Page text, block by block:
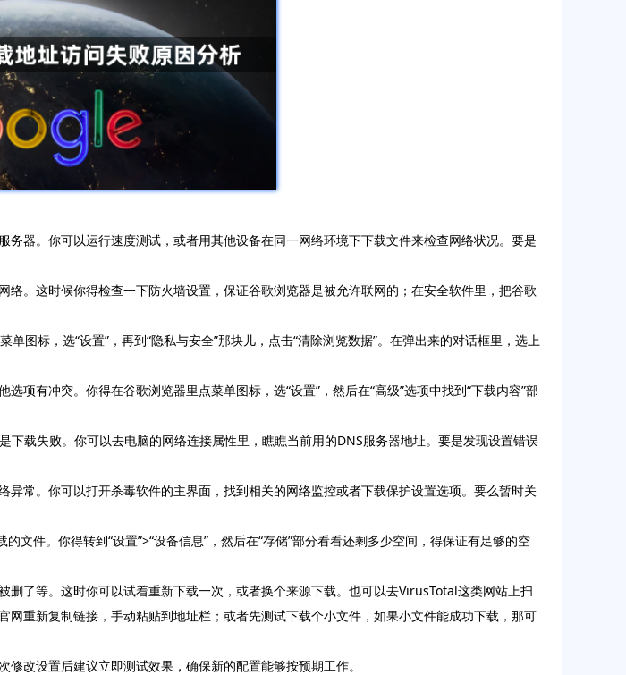
器。你可以运行速度测试，或者用其他设备在同一网络环境下下载文件来检查网络状况。要是
。这时候你得检查一下防火墙设置，保证谷歌浏览器是被允许联网的；在安全软件里，把谷歌
图标，选“设置”，再到“隐私与安全”那块儿，点击“清除浏览数据”。在弹出来的对话框里，选上
项有冲突。你得在谷歌浏览器里点菜单图标，选“设置”，然后在“高级”选项中找到“下载内容”部
载失败。你可以去电脑的网络连接属性里，瞧瞧当前用的DNS服务器地址。要是发现设置错误
常。你可以打开杀毒软件的主界面，找到相关的网络监控或者下载保护设置选项。要么暂时关
件。你得转到“设置”>“设备信息”，然后在“存储”部分看看还剩多少空间，得保证有足够的空
了等。这时你可以试着重新下载一次，或者换个来源下载。也可以去VirusTotal这类网站上扫
重新复制链接，手动粘贴到地址栏；或者先测试下载个小文件，如果小文件能成功下载，那可
改设置后建议立即测试效果，确保新的配置能够按预期工作。